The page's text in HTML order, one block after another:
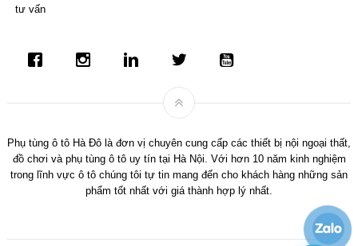
tư vấn
Phụ tùng ô tô Hà Đô là đơn vị chuyên cung cấp các thiết bị nội ngoại thất,
đồ chơi và phụ tùng ô tô uy tín tại Hà Nội. Với hơn 10 năm kinh nghiệm
trong lĩnh vực ô tô chúng tôi tự tin mang đến cho khách hàng những sản
phẩm tốt nhất với giá thành hợp lý nhất.